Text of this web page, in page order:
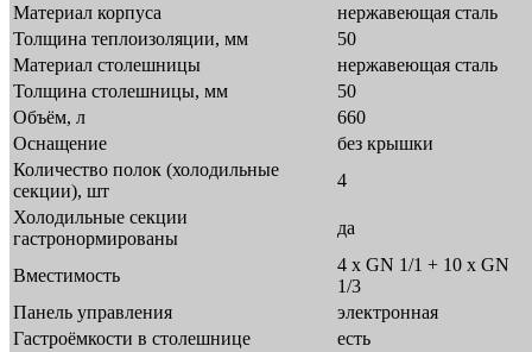
Материал корпуса
нержавеющая сталь
Толщина теплоизоляции, мм
50
Материал столешницы
нержавеющая сталь
Толщина столешницы, мм
50
Объём, л
660
Оснащение
без крышки
Количество полок (холодильные
секции), шт
4
Холодильные секции
гастронормированы
да
Вместимость
4 x GN 1/1 + 10 x GN
1/3
Панель управления
электронная
Гастроёмкости в столешнице
есть